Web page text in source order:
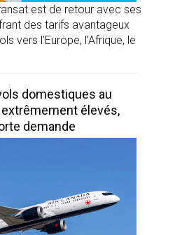
est de retour avec ses
des tarifs avantageux
vers l’Europe, l’Afrique, le
domestiques au
élevés,
demande